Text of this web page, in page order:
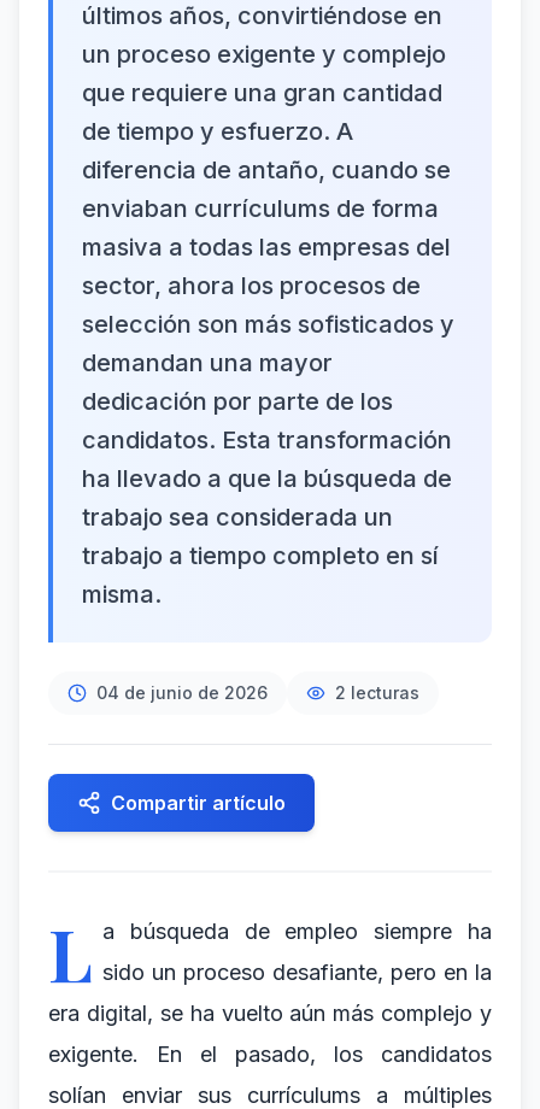
últimos años, convirtiéndose en
un proceso exigente y complejo
que requiere una gran cantidad
de tiempo y esfuerzo. A
diferencia de antaño, cuando se
enviaban currículums de forma
masiva a todas las empresas del
sector, ahora los procesos de
selección son más sofisticados y
demandan una mayor
dedicación por parte de los
candidatos. Esta transformación
ha llevado a que la búsqueda de
trabajo sea considerada un
trabajo a tiempo completo en sí
misma.
04 de junio de 2026 2 lecturas
Compartir artículo
L a búsqueda de empleo siempre ha
sido un proceso desafiante, pero en la
era digital, se ha vuelto aún más complejo y
exigente. En el pasado, los candidatos
solían enviar sus currículums a múltiples